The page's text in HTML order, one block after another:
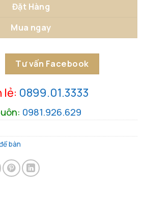
Đặt Hàng
Mua ngay
Tư vấn Facebook
lẻ: 0899.01.3333
0981.926.629
bàn